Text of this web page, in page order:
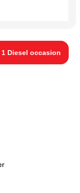
Diesel occasion